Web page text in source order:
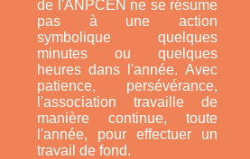
de l'ANPCEN ne se résume
pas à une action
symbolique quelques
minutes ou quelques
heures dans l'année. Avec
patience, persévérance,
l'association travaille de
manière continue, toute
l'année, pour effectuer un
travail de fond.